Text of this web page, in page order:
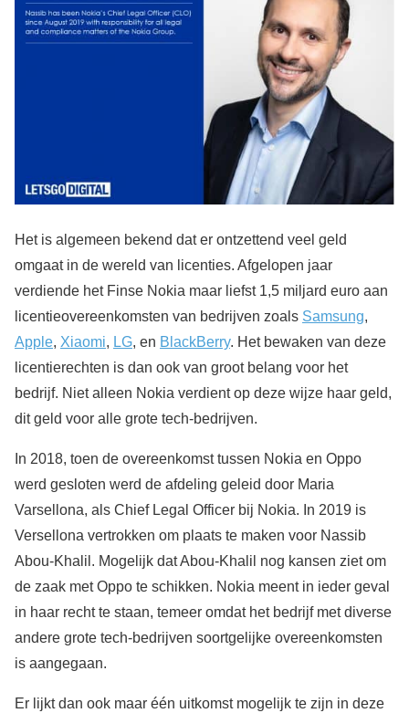
Het is algemeen bekend dat er ontzettend veel geld
omgaat in de wereld van licenties. Afgelopen jaar
verdiende het Finse Nokia maar liefst 1,5 miljard euro aan
licentieovereenkomsten van bedrijven zoals Samsung,
Apple, Xiaomi, LG, en BlackBerry. Het bewaken van deze
licentierechten is dan ook van groot belang voor het
bedrijf. Niet alleen Nokia verdient op deze wijze haar geld,
dit geld voor alle grote tech-bedrijven.
In 2018, toen de overeenkomst tussen Nokia en Oppo
werd gesloten werd de afdeling geleid door Maria
Varsellona, als Chief Legal Officer bij Nokia. In 2019 is
Versellona vertrokken om plaats te maken voor Nassib
Abou-Khalil. Mogelijk dat Abou-Khalil nog kansen ziet om
de zaak met Oppo te schikken. Nokia meent in ieder geval
in haar recht te staan, temeer omdat het bedrijf met diverse
andere grote tech-bedrijven soortgelijke overeenkomsten
is aangegaan.
Er lijkt dan ook maar één uitkomst mogelijk te zijn in deze